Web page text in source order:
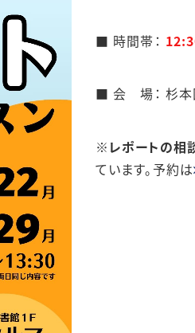
両日同
■ 時間帯：
■ 会 場： 杉本
※ レポートの相
ています。予約は